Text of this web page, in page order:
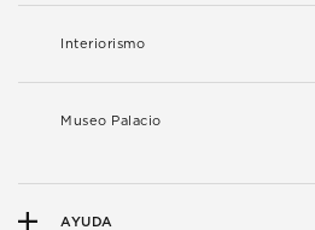
Interiorismo
Museo Palacio
AYUDA